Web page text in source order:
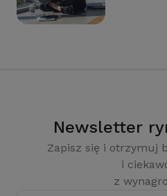
Newsletter
Zapisz się i otrzymuj
i
z